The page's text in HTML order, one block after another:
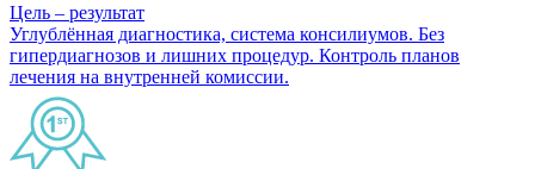
Цель – результат
Углублённая диагностика, система консилиумов. Без
гипердиагнозов и лишних процедур. Контроль планов
лечения на внутренней комиссии.